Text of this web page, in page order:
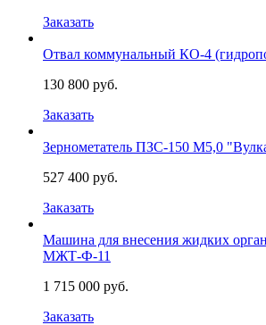
Заказать
Отвал коммунальный КО-4
130 800 руб.
Заказать
Зернометатель ПЗС-150 М5,0
527 400 руб.
Заказать
Машина для внесения жидких
МЖТ-Ф-11
1 715 000 руб.
Заказать